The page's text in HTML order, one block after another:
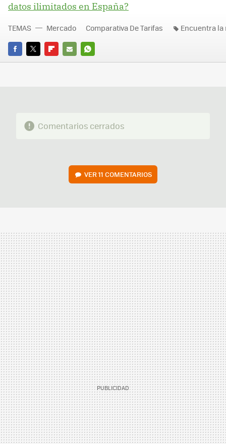
datos ilimitados en España?
FACEBOOK
TWITTERFLIPBOARD
E-
WHATSAPP
TEMAS Mercado Comparativa De Tarifas Encuentra
Comentarios cerrados
VER11 COMENTARIOS